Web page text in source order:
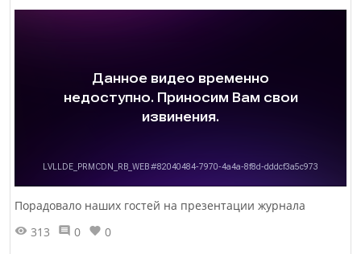
Порадовало наших гостей на презентации журнала
313
0 0